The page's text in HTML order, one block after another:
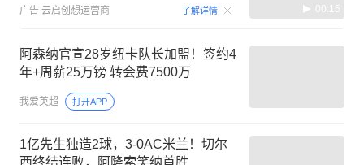
广告 云启创想运营商 了解详情 00:15
阿森纳官宣28岁纽卡队长加盟！签约4
年+周薪25万镑 转会费7500万
我爱英超 打开APP
1亿先生独造2球，3-0AC米兰！切尔
西终结连败，阿隆索笑纳首胜